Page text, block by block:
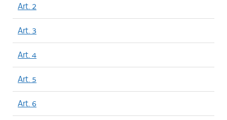
Art. 2
Art. 3
Art. 4
Art. 5
Art. 6